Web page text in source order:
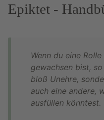
Epiktet -
Wenn du eine
gewachsen bist,
bloß Unehre,
auch eine andere,
ausfüllen könntest.